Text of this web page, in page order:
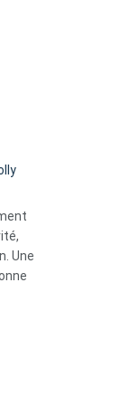
Une